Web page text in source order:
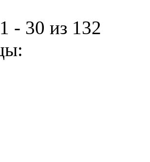
- 30 из 132